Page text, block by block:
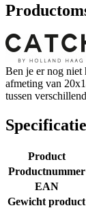
Ben je er nog niet
afmeting van
tussen
Product
Productnummer
EAN
Gewicht product